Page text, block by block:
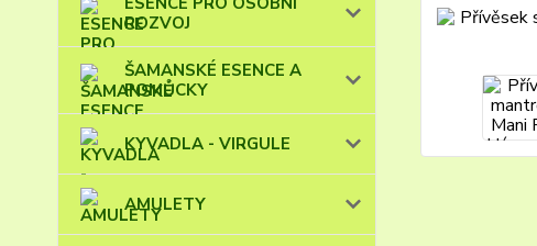
ROZVOJ
ŠAMANSKÉ ESENCE A
POMŮCKY
KYVADLA - VIRGULE
AMULETY